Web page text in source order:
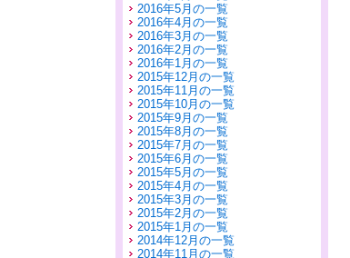
2016年5月の一覧
2016年4月の一覧
2016年3月の一覧
2016年2月の一覧
2016年1月の一覧
2015年12月の一覧
2015年11月の一覧
2015年10月の一覧
2015年9月の一覧
2015年8月の一覧
2015年7月の一覧
2015年6月の一覧
2015年5月の一覧
2015年4月の一覧
2015年3月の一覧
2015年2月の一覧
2015年1月の一覧
2014年12月の一覧
2014年11月の一覧